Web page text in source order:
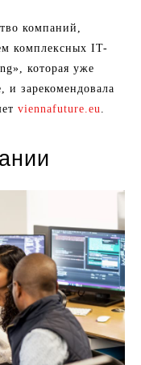
компаний,
комплексных IT-
которая уже
и зарекомендовала
viennafuture.eu.